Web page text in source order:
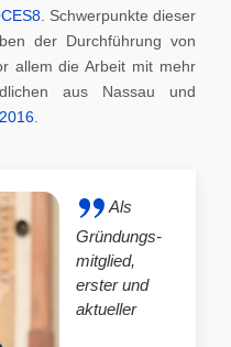
. Schwerpunkte dieser
der Durchführung von
allem die Arbeit mit mehr
aus Nassau und
Als
Gründungs-
mitglied,
erster und
aktueller